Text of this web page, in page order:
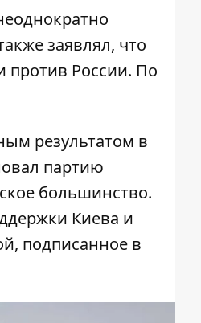
заявлял, что
против России. По
результатом в
партию
большинство.
Киева и
подписанное в